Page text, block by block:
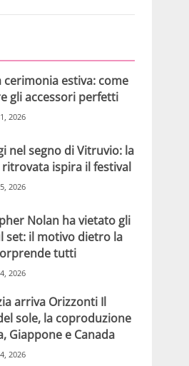
cerimonia estiva: come
gli accessori perfetti
2026
nel segno di Vitruvio: la
ritrovata ispira il festival
2026
Nolan ha vietato gli
set: il motivo dietro la
tutti
2026
arriva Orizzonti Il
sole, la coproduzione
Giappone e Canada
2026